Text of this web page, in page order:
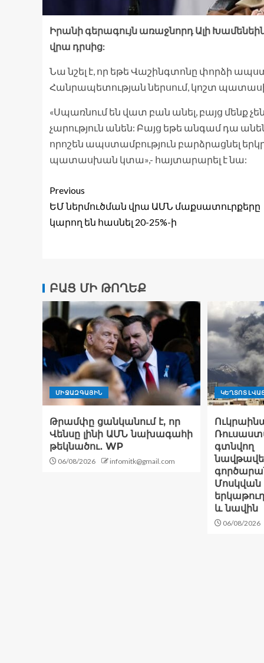
Իրանի գերագույն առաջնորդ Ալի
վրա դրսից:
Նա նշել է, որ եթե Վաշինգտոնը փորձի
Հանրապետության ներսում, կոշտ
«Սպառնում են վատ բան անել, բայց մենք
չարություն անեն: Բայց եթե անգամ դա
որոշեն ապստամբություն բարձրացնել
պատասխան կտա»,- հայտարարել է նա:
Previous
ԵՄ ներմուծման վրա ԱՄՆ մաքսատուրքերը
կարող են հասնել 20-25%-ի
ԲԱՑ ՄԻ ԹՈՂԵՔ
ՄԻՋԱԶԳԱՅԻՆ
Թրամփը ցանկանում է, որ
Վենսը լինի ԱՄՆ նախագահի
թեկնածու․ WP
06/08/2026 infomitk@gmail.com
ԿԵՂՏՈՏ
գտնվող
Մոսկվան
և նավին
06/08/2026